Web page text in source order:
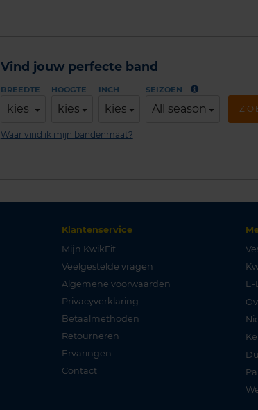
Vind jouw perfecte band
BREEDTE
kies
HOOGTE
kies
INCH
kies
SEIZOEN
All season
Waar vind ik mijn bandenmaat?
Klantenservice
Mijn KwikFit
Veelgestelde vragen
Algemene voorwaarden
Privacyverklaring
Betaalmethoden
Retourneren
Ervaringen
Contact
E-